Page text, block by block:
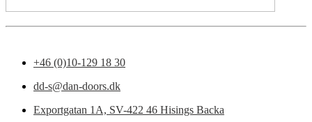
+46 (0)10-129 18 30
dd-s@dan-doors.dk
Exportgatan 1A, SV-422 46 Hisings Backa